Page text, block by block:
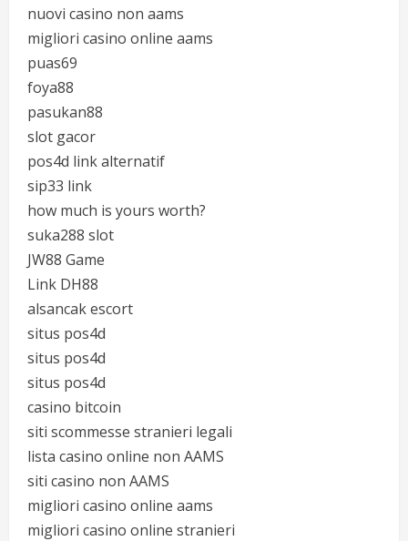
nuovi casino non aams
migliori casino online aams
puas69
foya88
pasukan88
slot gacor
pos4d link alternatif
sip33 link
how much is yours worth?
suka288 slot
JW88 Game
Link DH88
alsancak escort
situs pos4d
situs pos4d
situs pos4d
casino bitcoin
siti scommesse stranieri legali
lista casino online non AAMS
siti casino non AAMS
migliori casino online aams
migliori casino online stranieri